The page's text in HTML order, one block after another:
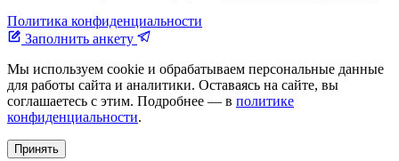
Политика конфиденциальности
Заполнить анкету
Мы используем cookie и обрабатываем персональные данные
для работы сайта и аналитики. Оставаясь на сайте, вы
соглашаетесь с этим. Подробнее — в политике
конфиденциальности.
Принять